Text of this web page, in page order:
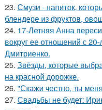
23. Смузи - напиток,
блендере из фруктов,
24. 17-Летняя Анна
вокруг ее отношений с
Дмитриенко.
25. Звёзды, которые
на красной дорожке.
26. "Скажи честно, ты
27. Свадьбы не будет: